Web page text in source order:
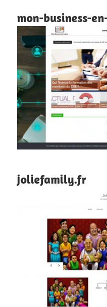
mon-business-
joliefamily.fr